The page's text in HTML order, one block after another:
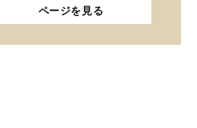
ページを見る